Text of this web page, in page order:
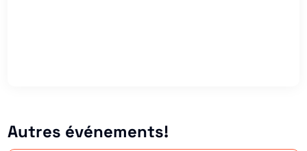
Autres événements!